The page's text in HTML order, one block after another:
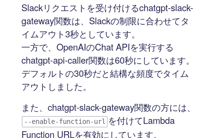
Slackリクエストを受け付けるchatgpt-slack-
gateway関数は、Slackの制限に合わせてタ
イムアウト3秒としています。
一方で、OpenAIのChat APIを実行する
chatgpt-api-caller関数は60秒にしています。
デフォルトの30秒だと結構な頻度でタイム
アウトしました。
また、chatgpt-slack-gateway関数の方には、
--enable-function-url
を付けてLambda
Function URLを有効にしています。